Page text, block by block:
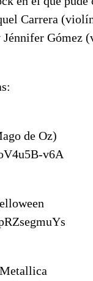
Carrera
Gómez
de Oz)
v6A